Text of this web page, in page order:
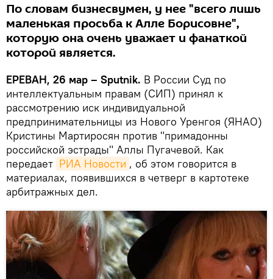
По словам бизнесвумен, у нее "всего лишь
маленькая просьба к Алле Борисовне",
которую она очень уважает и фанаткой
которой является.
ЕРЕВАН, 26 мар – Sputnik. В России Суд по
интеллектуальным правам (СИП) принял к
рассмотрению иск индивидуальной
предпринимательницы из Нового Уренгоя (ЯНАО)
Кристины Мартиросян против "примадонны
российской эстрады" Аллы Пугачевой. Как
передает РИА Новости , об этом говорится в
материалах, появившихся в четверг в картотеке
арбитражных дел.